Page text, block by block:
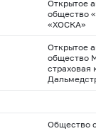
Открытое
общество
«ХОСКА»
Открытое
общество
страховая
Общество